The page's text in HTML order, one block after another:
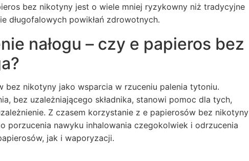
bez nikotyny jest o wiele mniej ryzykowny niż tradycyjne
długofalowych powikłań zdrowotnych.
nałogu – czy e papieros bez
bez nikotyny jako wsparcia w rzuceniu palenia tytoniu.
bez uzależniającego składnika, stanowi pomoc dla tych,
Z czasem korzystanie z e papierosów bez nikotyny
porzucenia nawyku inhalowania czegokolwiek i odrzucenia
jak i waporyzacji.